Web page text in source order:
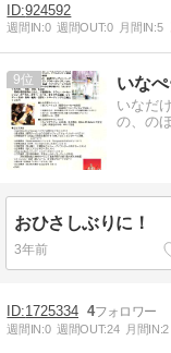
924592
週間IN:0 週間OUT:0 月間IN:5
9 いな
いなだ
の、の
おひさしぶりに！
3年前
1725334 4
週間IN:0 週間OUT:24 月間IN:2